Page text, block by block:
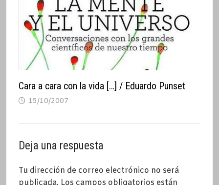
Cara a cara con la vida […] / Eduardo Punset
15/10/2007
Deja una respuesta
Tu dirección de correo electrónico no será
publicada. Los campos obligatorios están